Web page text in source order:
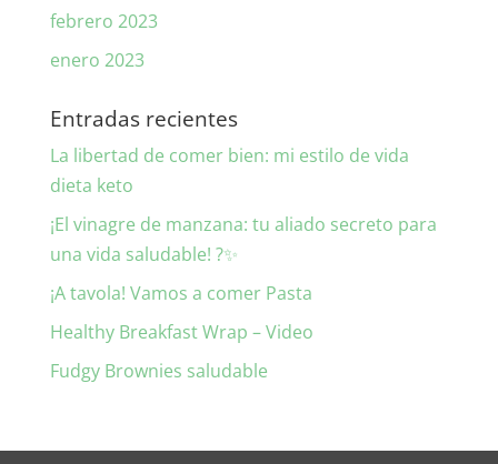
febrero 2023
enero 2023
Entradas recientes
La libertad de comer bien: mi estilo de vida
dieta keto
¡El vinagre de manzana: tu aliado secreto para
una vida saludable! ?✨
¡A tavola! Vamos a comer Pasta
Healthy Breakfast Wrap – Video
Fudgy Brownies saludable